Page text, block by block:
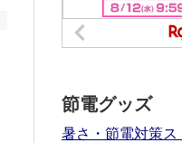
節電グッズ
暑さ・節電対策ス